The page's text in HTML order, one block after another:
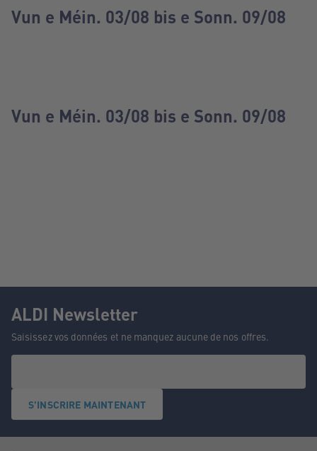
Vun e Méin. 03/08 bis e Sonn. 09/08
Vun e Méin. 03/08 bis e Sonn. 09/08
ALDI Newsletter
Saisissez vos données et ne manquez aucune de nos offres.
S'INSCRIRE MAINTENANT